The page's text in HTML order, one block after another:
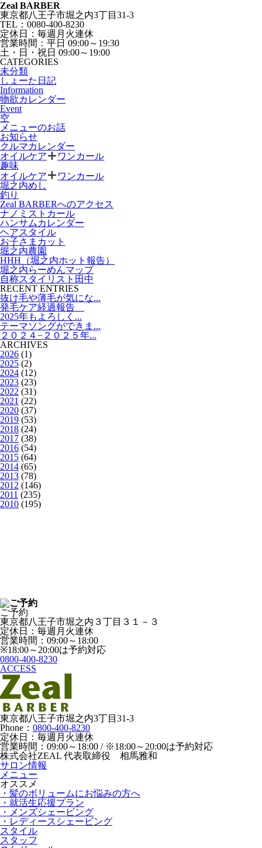
Zeal BARBER
東京都八王子市堀之内3丁目31-3
TEL：0080-400-8230
定休日：毎週月火連休
営業時間：平日 09:00～19:30
土・日・祝日 09:00～19:00
CATEGORIES
未分類
しょーた日記
Information
物欲カレンダー
Event
空
メニューのお話
お知らせ
クルマカレンダー
オイルケア
ワンカール
趣味
オイルケア
ワンカール
堀之内めし
釣り
Zeal BARBERへのアクセス
ナノミストカール
ハンサムカレンダー
ヘアスタイル
お子さまカット
堀之内農園
HHH（堀之内ホット報告）
堀之内らーめんマップ
自称スタイリスト田中
RECENT ENTRIES
抜け毛や薄毛が気にな...
発毛ケア経過報告
2025年もよろしく...
テーマソングができま...
２０２４−２０２５年...
ARCHIVES
2026 (1)
2025 (2)
2024 (12)
2023 (23)
2022 (31)
2021 (22)
2020 (37)
2019 (53)
2018 (24)
2017 (38)
2016 (54)
2015 (64)
2014 (65)
2013 (78)
2012 (146)
2011 (235)
2010 (195)
ご予約
東京都八王子市堀之内３丁目３１－３
定休日：毎週月火連休
営業時間：09:00～18:00
※18:00～20:00は予約対応
0800-400-8230
ACCESS
東京都八王子市堀之内3丁目31-3
Phone： 0800-400-8230
定休日：毎週月火連休
営業時間：09:00～18:00 / ※18:00～20:00は予約対応
株式会社ZEAL 代表取締役 相馬雅和
サロン情報
メニュー
オススメ
・髪のボリュームにお悩みの方へ
・就活生応援プラン
・メンズシェービング
・レディースシェービング
スタイル
スタッフ